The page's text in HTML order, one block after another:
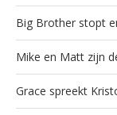
Big Brother stopt
Mike en Matt zijn
Grace spreekt